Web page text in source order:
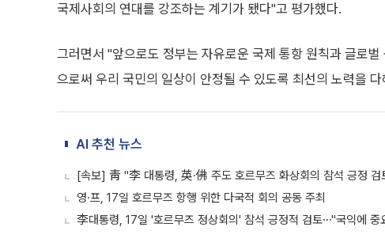
국제사회의 연대를 강조하는 계기가 됐다"고 평가했다.
그러면서 "앞으로도 정부는 자유로운 국제 통항 원칙과 글로
으로써 우리 국민의 일상이 안정될 수 있도록 최선의 노력을
AI 추천 뉴스
[속보] 靑 "李 대통령, 英·佛 주도 호르무즈 화상회의 참석 긍정 검
영·프, 17일 호르무즈 항행 위한 다국적 회의 공동 주최
李대통령, 17일 '호르무즈 정상회의' 참석 긍정적 검토⋯"국익에 중